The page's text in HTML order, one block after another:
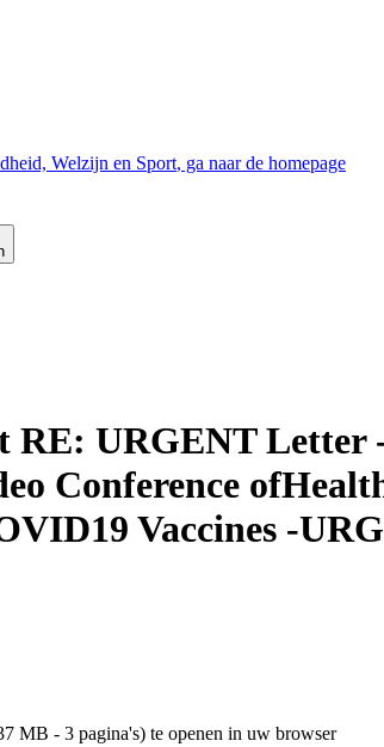
Welzijn en Sport, ga naar de homepage
RE: URGENT Letter
Conference
Vaccines -
MB - 3 pagina's) te openen in uw browser